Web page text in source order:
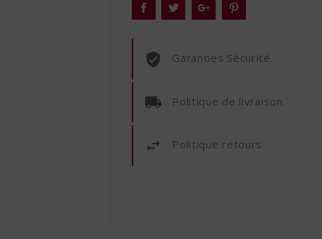
Garanties Sécurité
Politique de livraison
Politique retours